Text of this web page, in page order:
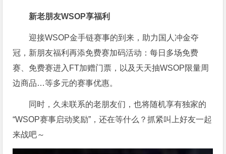
新老朋友WSOP享福利
迎接WSOP金手链赛事的到来，助力国人冲金夺
冠，新朋友福利再添免费赛加码活动：每日多场免费
赛、免费赛进入FT加赠门票，以及天天抽WSOP限量周
边商品…等多元的赛事优惠。
同时，久未联系的老朋友们，也将随机享有独家的
“WSOP赛事启动奖励”，还在等什么？抓紧叫上好友一起
来战吧～